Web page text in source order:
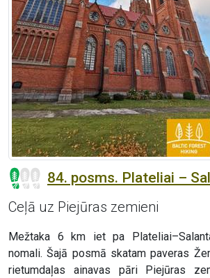
84. posms. Plateliai –
Ceļā uz Piejūras zemieni
Mežtaka 6 km iet pa
nomali. Šajā posmā skatam paveras
rietumdaļas ainavas pāri Piejūras